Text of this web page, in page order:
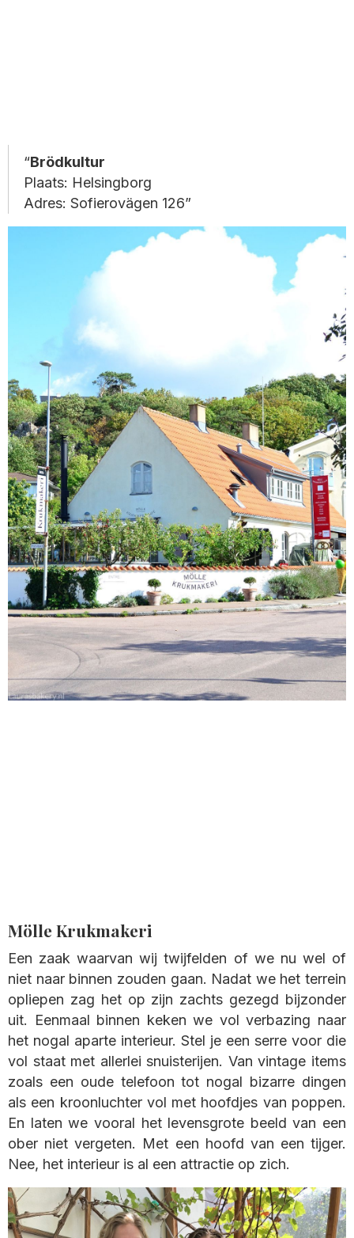
Brödkultur
Plaats: Helsingborg
Adres: Sofierovägen 126
Mölle Krukmakeri
Een zaak waarvan wij twijfelden of we nu wel of
niet naar binnen zouden gaan. Nadat we het terrein
opliepen zag het op zijn zachts gezegd bijzonder
uit. Eenmaal binnen keken we vol verbazing naar
het nogal aparte interieur. Stel je een serre voor die
vol staat met allerlei snuisterijen. Van vintage items
zoals een oude telefoon tot nogal bizarre dingen
als een kroonluchter vol met hoofdjes van poppen.
En laten we vooral het levensgrote beeld van een
ober niet vergeten. Met een hoofd van een tijger.
Nee, het interieur is al een attractie op zich.